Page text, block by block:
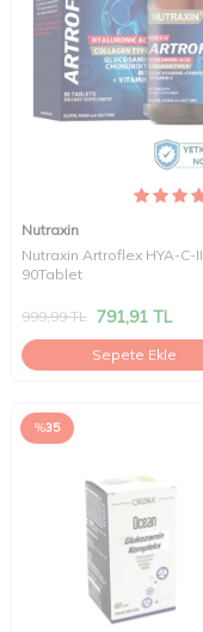
Nutraxin
Nutraxin Artroflex HYA-C-II
90Tablet
999,99TL 791,91 TL
Sepete Ekle
%35